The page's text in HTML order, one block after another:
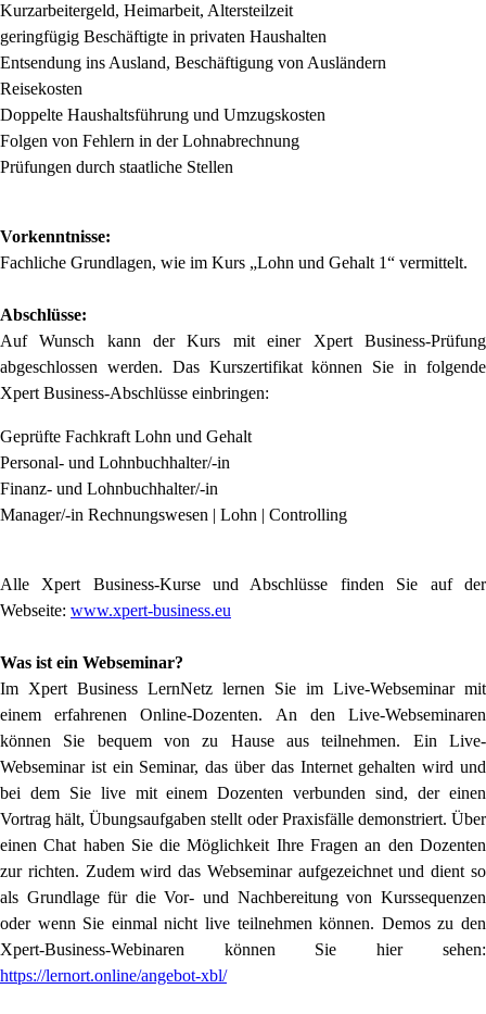
Kurzarbeitergeld, Heimarbeit, Altersteilzeit
geringfügig Beschäftigte in privaten Haushalten
Entsendung ins Ausland, Beschäftigung von Ausländern
Reisekosten
Doppelte Haushaltsführung und Umzugskosten
Folgen von Fehlern in der Lohnabrechnung
Prüfungen durch staatliche Stellen
Vorkenntnisse:
Fachliche Grundlagen, wie im Kurs „Lohn und Gehalt 1“ vermittelt.
Abschlüsse:
Auf Wunsch kann der Kurs mit einer Xpert Business-Prüfung
abgeschlossen werden. Das Kurszertifikat können Sie in folgende
Xpert Business-Abschlüsse einbringen:
Geprüfte Fachkraft Lohn und Gehalt
Personal- und Lohnbuchhalter/-in
Finanz- und Lohnbuchhalter/-in
Manager/-in Rechnungswesen | Lohn | Controlling
Alle Xpert Business-Kurse und Abschlüsse finden Sie auf der
Webseite: www.xpert-business.eu
Was ist ein Webseminar?
Im Xpert Business LernNetz lernen Sie im Live-Webseminar mit
einem erfahrenen Online-Dozenten. An den Live-Webseminaren
können Sie bequem von zu Hause aus teilnehmen. Ein Live-
Webseminar ist ein Seminar, das über das Internet gehalten wird und
bei dem Sie live mit einem Dozenten verbunden sind, der einen
Vortrag hält, Übungsaufgaben stellt oder Praxisfälle demonstriert. Über
einen Chat haben Sie die Möglichkeit Ihre Fragen an den Dozenten
zur richten. Zudem wird das Webseminar aufgezeichnet und dient so
als Grundlage für die Vor- und Nachbereitung von Kurssequenzen
oder wenn Sie einmal nicht live teilnehmen können. Demos zu den
Xpert-Business-Webinaren können Sie hier sehen:
https://lernort.online/angebot-xbl/